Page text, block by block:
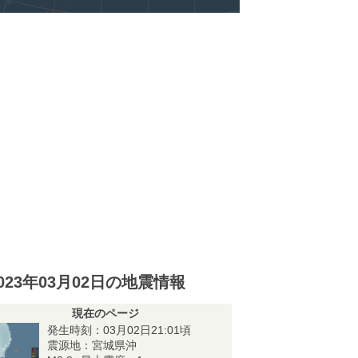
年03月02日の地震情報
現在のページ
発生時刻：03月02日21:01頃
震源地：宮城県沖